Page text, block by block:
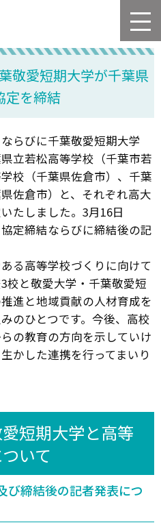
敬愛短期大学が千葉県
定を締結
らびに千葉敬愛短期大学
立若松高等学校（千葉市若
校（千葉県佐倉市）、千葉
佐倉市）と、それぞれ高大
たしました。3月16日
定締結ならびに締結後の記
る高等学校づくりに向けて
校と敬愛大学・千葉敬愛短
進と地域貢献の人材育成を
のひとつです。今後、高校
の教育の方向を示していけ
かした連携を行ってまいり
短期大学と高等
いて
び締結後の記者発表につ